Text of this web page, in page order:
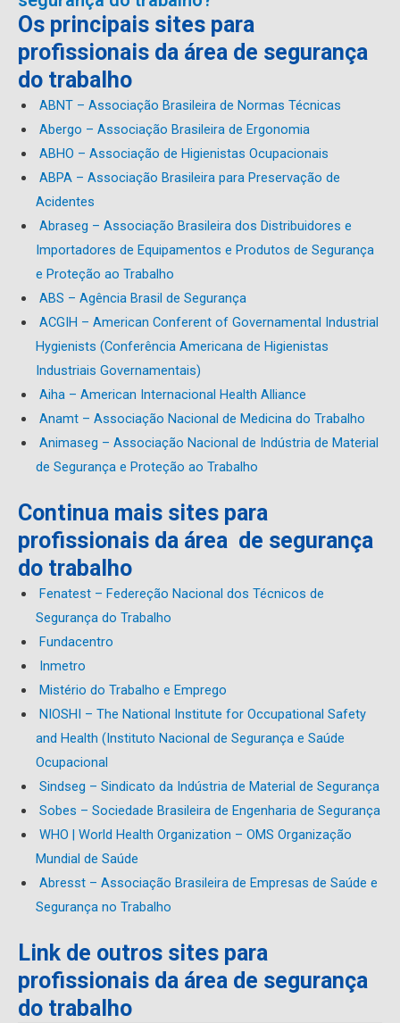
Os principais sites para
profissionais da área de segurança
do trabalho
ABNT – Associação Brasileira de Normas Técnicas
Abergo – Associação Brasileira de Ergonomia
ABHO – Associação de Higienistas Ocupacionais
ABPA – Associação Brasileira para Preservação de
Acidentes
Abraseg – Associação Brasileira dos Distribuidores e
Importadores de Equipamentos e Produtos de Segurança
e Proteção ao Trabalho
ABS – Agência Brasil de Segurança
ACGIH – American Conferent of Governamental Industrial
Hygienists (Conferência Americana de Higienistas
Industriais Governamentais)
Aiha – American Internacional Health Alliance
Anamt – Associação Nacional de Medicina do Trabalho
Animaseg – Associação Nacional de Indústria de Material
de Segurança e Proteção ao Trabalho
Continua mais sites para
profissionais da área de segurança
do trabalho
Fenatest – Federeção Nacional dos Técnicos de
Segurança do Trabalho
Fundacentro
Inmetro
Mistério do Trabalho e Emprego
NIOSHI – The National Institute for Occupational Safety
and Health (Instituto Nacional de Segurança e Saúde
Ocupacional
Sindseg – Sindicato da Indústria de Material de Segurança
Sobes – Sociedade Brasileira de Engenharia de Segurança
WHO | World Health Organization – OMS Organização
Mundial de Saúde
Abresst – Associação Brasileira de Empresas de Saúde e
Segurança no Trabalho
Link de outros sites para
profissionais da área de segurança
do trabalho